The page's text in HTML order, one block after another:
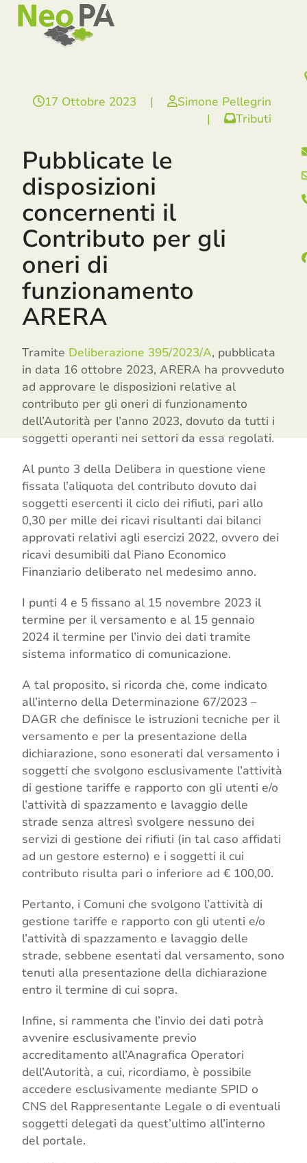
SkipOpen
mobile
menu
Close
mobile
menu
17 Ottobre 2023 |
Simone Pellegrin
|
Tributi
Pubblicate le
disposizioni
concernenti il
Contributo per gli
oneri di
funzionamento
ARERA
Tramite Deliberazione 395/2023/A, pubblicata
in data 16 ottobre 2023, ARERA ha provveduto
ad approvare le disposizioni relative al
contributo per gli oneri di funzionamento
dell’Autorità per l’anno 2023, dovuto da tutti i
soggetti operanti nei settori da essa regolati.
Al punto 3 della Delibera in questione viene
fissata l’aliquota del contributo dovuto dai
soggetti esercenti il ciclo dei rifiuti, pari allo
0,30 per mille dei ricavi risultanti dai bilanci
approvati relativi agli esercizi 2022, ovvero dei
ricavi desumibili dal Piano Economico
Finanziario deliberato nel medesimo anno.
I punti 4 e 5 fissano al 15 novembre 2023 il
termine per il versamento e al 15 gennaio
2024 il termine per l’invio dei dati tramite
sistema informatico di comunicazione.
A tal proposito, si ricorda che, come indicato
all’interno della Determinazione 67/2023 –
DAGR che definisce le istruzioni tecniche per il
versamento e per la presentazione della
dichiarazione, sono esonerati dal versamento i
soggetti che svolgono esclusivamente l’attività
di gestione tariffe e rapporto con gli utenti e/o
l’attività di spazzamento e lavaggio delle
strade senza altresì svolgere nessuno dei
servizi di gestione dei rifiuti (in tal caso affidati
ad un gestore esterno) e i soggetti il cui
contributo risulta pari o inferiore ad € 100,00.
Pertanto, i Comuni che svolgono l’attività di
gestione tariffe e rapporto con gli utenti e/o
l’attività di spazzamento e lavaggio delle
strade, sebbene esentati dal versamento, sono
tenuti alla presentazione della dichiarazione
entro il termine di cui sopra.
Infine, si rammenta che l’invio dei dati potrà
avvenire esclusivamente previo
accreditamento all’Anagrafica Operatori
dell’Autorità, a cui, ricordiamo, è possibile
accedere esclusivamente mediante SPID o
CNS del Rappresentante Legale o di eventuali
soggetti delegati da quest’ultimo all’interno
del portale.